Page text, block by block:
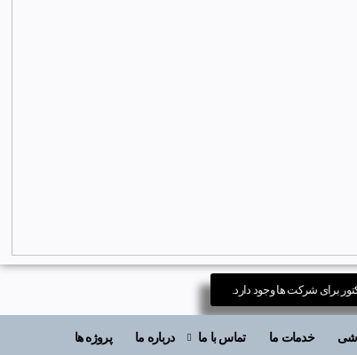
برای شرکت ها وجود دارد.
خدمات ما تماس با ما درباره ما پروژه ها